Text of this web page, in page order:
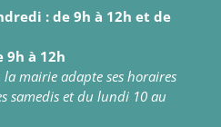
: de 9h à 12h et de
9h à 12h
la mairie adapte ses horaires
samedis et du lundi 10 au